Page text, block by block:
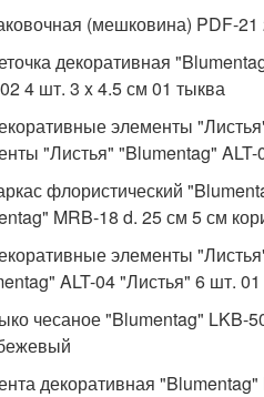
(мешковина) PDF-
декоративная
4 шт. 3 x 4.5 см 01 тыква
элементы
"Листья" "Blumentag" ALT-
флористический
MRB-18 d. 25 см 5 см
элементы
ALT-04 "Листья" 6 шт. 01
чесаное "Blumentag" LKB-
декоративная